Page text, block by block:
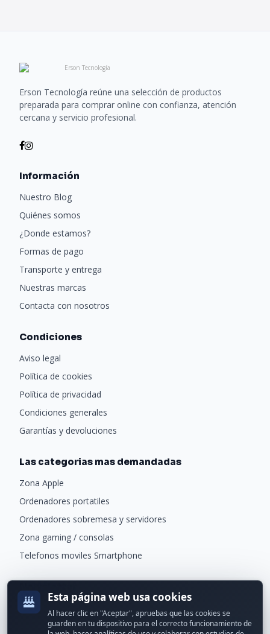
Erson Tecnología reúne una selección de productos
preparada para comprar online con confianza, atención
cercana y servicio profesional.
Información
Nuestro Blog
Quiénes somos
¿Donde estamos?
Formas de pago
Transporte y entrega
Nuestras marcas
Contacta con nosotros
Condiciones
Aviso legal
Política de cookies
Política de privacidad
Condiciones generales
Garantías y devoluciones
Las categorias mas demandadas
Zona Apple
Ordenadores portatiles
Ordenadores sobremesa y servidores
Zona gaming / consolas
Telefonos moviles Smartphone
Recibe ofertas exclusivas y novedades.
Esta página web usa cookies
Al hacer clic en "Aceptar", apruebas que las cookies se
guarden en tu dispositivo para el correcto funcionamiento de